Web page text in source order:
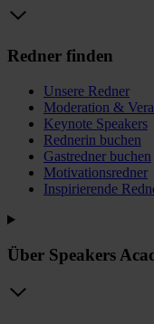
Redner finden
Unsere Redner
Moderation &
Keynote Speakers
Rednerin buchen
Gastredner buchen
Motivationsredner
Inspirierende
Über Speakers